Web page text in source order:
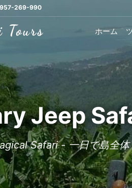
269-990
ホーム
Jeep
Safari - 一日で島全体